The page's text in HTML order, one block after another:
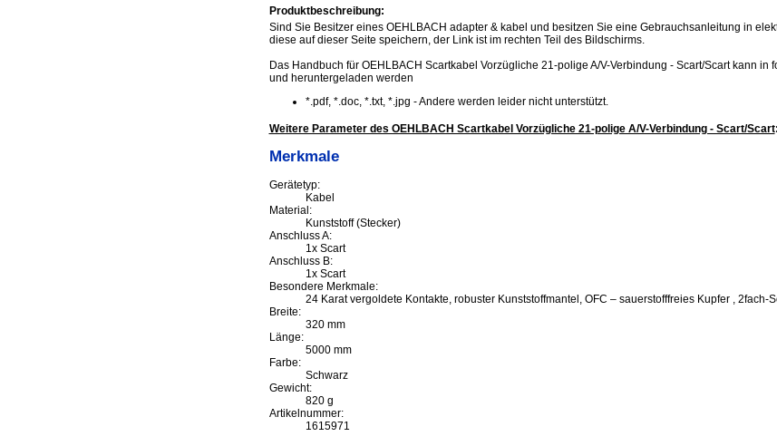
Produktbeschreibung:
Sind Sie Besitzer eines OEHLBACH adapter & kabel und besitzen Sie eine Gebrauchsanleitung in
diese auf dieser Seite speichern, der Link ist im rechten Teil des Bildschirms.
Das Handbuch für OEHLBACH Scartkabel Vorzügliche 21-polige A/V-Verbindung - Scart/Scart kann in
und heruntergeladen werden
*.pdf, *.doc, *.txt, *.jpg - Andere werden leider nicht unterstützt.
Weitere Parameter des OEHLBACH Scartkabel Vorzügliche 21-polige A/V-Verbindung - Scart/Scart:
Merkmale
Gerätetyp:
Kabel
Material:
Kunststoff (Stecker)
Anschluss A:
1x Scart
Anschluss B:
1x Scart
Besondere Merkmale:
24 Karat vergoldete Kontakte, robuster Kunststoffmantel, OFC – sauerstofffreies Kupfer , 2fach-
Breite:
320 mm
Länge:
5000 mm
Farbe:
Schwarz
Gewicht:
820 g
Artikelnummer:
1615971